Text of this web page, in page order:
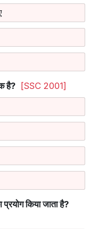
है?
[SSC 2001]
किया जाता है?